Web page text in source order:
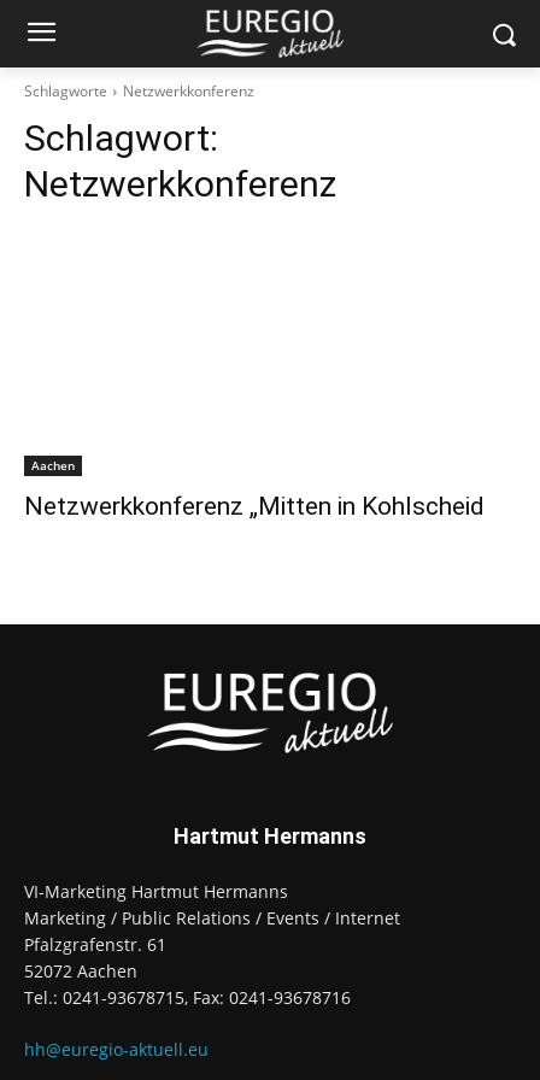
Schlagworte Netzwerkkonferenz
Schlagwort:
Netzwerkkonferenz
Aachen
Netzwerkkonferenz „Mitten in Kohlscheid
Hartmut Hermanns
VI-Marketing Hartmut Hermanns
Marketing / Public Relations / Events / Internet
Pfalzgrafenstr. 61
52072 Aachen
Tel.: 0241-93678715, Fax: 0241-93678716
hh@euregio-aktuell.eu